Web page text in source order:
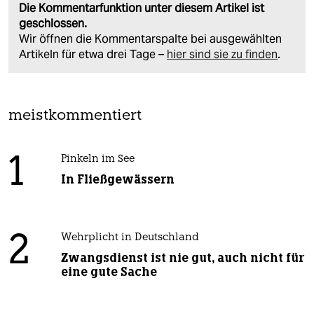
Die Kommentarfunktion unter diesem Artikel ist
geschlossen.
Wir öffnen die Kommentarspalte bei ausgewählten
Artikeln für etwa drei Tage – hier sind sie zu finden.
meistkommentiert
1 Pinkeln im See
In Fließgewässern
2 Wehrplicht in Deutschland
Zwangsdienst ist nie gut, auch nicht für
eine gute Sache